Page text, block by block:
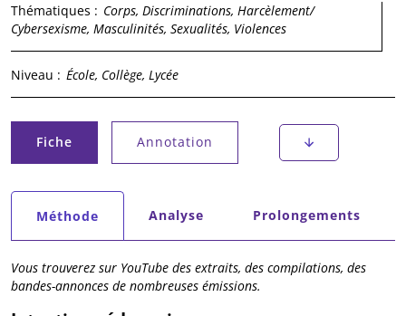
Thématiques : Corps, Discriminations, Harcèlement/
Cybersexisme, Masculinités, Sexualités, Violences
Niveau : École, Collège, Lycée
Onglets principaux
Fiche
(onglet actif) Annotation
Onglets secondaires
Méthode
(onglet actif) Analyse Prolongements
Vous trouverez sur YouTube des extraits, des compilations, des
bandes-annonces de nombreuses émissions.